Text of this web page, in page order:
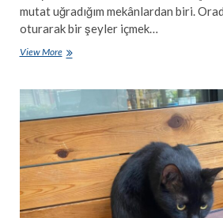
mutat uğradığım mekânlardan biri.
oturarak bir şeyler içmek…
View MoreSanto’nun